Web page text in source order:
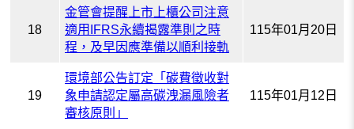
18
金管會提醒上市上櫃公司注意
適用IFRS永續揭露準則之時
程，及早因應準備以順利接軌
115年01月20日
19
環境部公告訂定「碳費徵收對
象申請認定屬高碳洩漏風險者
審核原則」
115年01月12日